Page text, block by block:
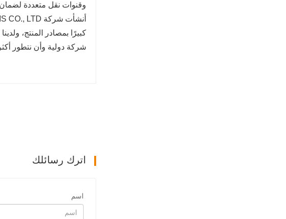
وقنوات نقل متعددة
كبيرًا بمصادر المنتج،
شركة دولية وأن نتطور
اترك رسائلك
اسم